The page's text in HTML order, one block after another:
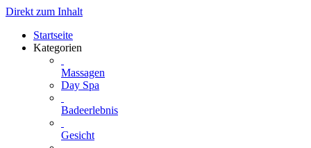
Direkt zum Inhalt
Startseite
Kategorien
Massagen
Day Spa
Badeerlebnis
Gesicht